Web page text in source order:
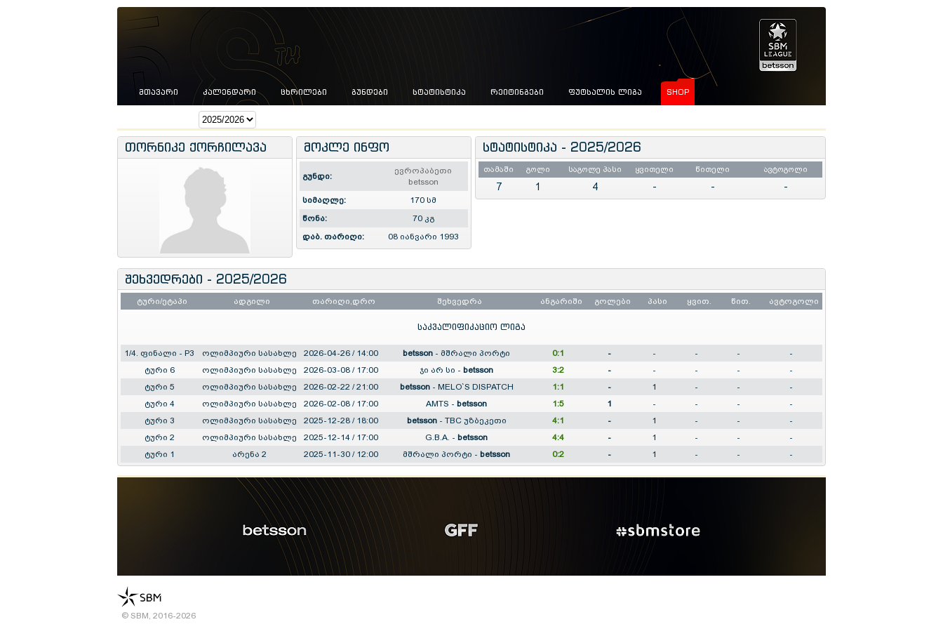
ᲛᲗᲐᲕᲐᲠᲘ ᲙᲐᲚᲔᲜᲓᲐᲠᲘ ᲪᲮᲠᲘᲚᲔᲑᲘ ᲒᲣᲜᲓᲔᲑᲘ ᲡᲢᲐᲢᲘᲡᲢᲘᲙᲐ ᲠᲔᲘᲢᲘᲜᲒᲔᲑᲘ ᲤᲣᲢᲡᲐᲚᲘᲡ ᲚᲘᲒᲐ SHOP
თორნიკე ქორჩილავა მოკლე ინფო
გუნდი:
ევროპაბეთი
betsson
სიმაღლე:
170 სმ
წონა:
70 კგ
დაბ. თარიღი:
08 იანვარი 1993
სტატისტიკა - 2025/2026
თამაში გოლი საგოლე პასი ყვითელი წითელი ავტოგოლი
7 1 4 - - -
შეხვედრები - 2025/2026
ტური/ეტაპი ადგილი თარიღი,დრო შეხვედრა ანგარიში გოლები პასი ყვით. წით. ავტოგოლი
საკვალიფიკაციო ლიგა
1/4. ფინალი - P3 ოლიმპიური სასახლე 2026-04-26 / 14:00 betsson - მშრალი პორტი 0:1 - - - -
-
ტური 6
ოლიმპიური სასახლე 2026-03-08 / 17:00 ჯი არ სი - betsson 3:2 - - - -
-
ტური 5
ოლიმპიური სასახლე 2026-02-22 / 21:00 betsson- MELO`S DISPATCH 1:1 - 1 - -
-
ტური 4
ოლიმპიური სასახლე 2026-02-08 / 17:00 AMTS - betsson 1:5 1 - - -
-
ტური 3
ოლიმპიური სასახლე 2025-12-28 / 18:00 betsson- TBC უზბეკეთი 4:1 - 1 - -
-
ტური 2
ოლიმპიური სასახლე 2025-12-14 / 17:00 G.B.A. - betsson 4:4 - 1 - -
-
ტური 1
არენა 2 2025-11-30 / 12:00 მშრალი პორტი - betsson 0:2 - 1 - - -
© SBM, 2016-2026